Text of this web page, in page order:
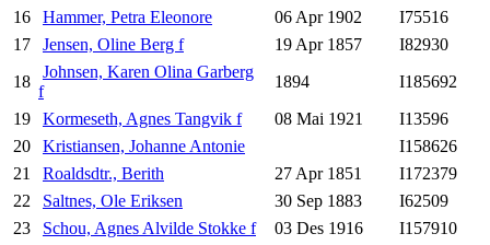
16
Hammer, Petra Eleonore 06 Apr 1902
I75516
17
Jensen, Oline Berg f 19 Apr 1857
I82930
18
Johnsen, Karen Olina Garberg
f
1894
I185692
19
Kormeseth, Agnes Tangvik f 08 Mai 1921
I13596
20
Kristiansen, Johanne Antonie
I158626
21
Roaldsdtr., Berith 27 Apr 1851
I172379
22
Saltnes, Ole Eriksen 30 Sep 1883
I62509
23
Schou, Agnes Alvilde Stokke f 03 Des 1916
I157910